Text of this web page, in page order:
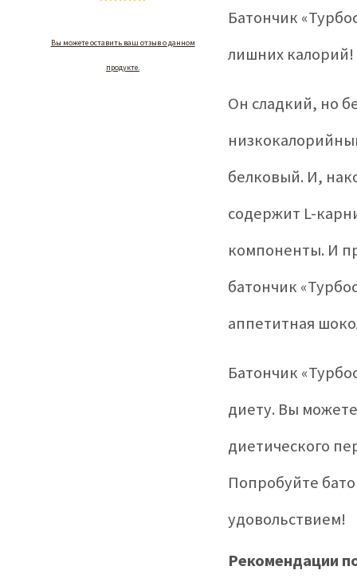
Вы можете оставить ваш отзыв о данном
продукте.
Батончик
лишних калорий!
Он сладкий, но
белковый. И,
содержит L-
компоненты. И
батончик
аппетитная
Батончик
диету. Вы
диетического
Попробуйте
удовольствием!
Рекомендации